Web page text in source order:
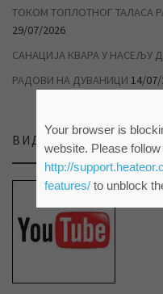
ТОКОМ ТОПЛОТНОГ ТАЛАСА
29/07/2026
САНАЦИЈА КВАРА У НАСЕЉУ
РАДОВИ НА ДУВАНИЦИ 14/
ВИДЕО ПРИЛОЗИ НА
Your browser is
website. Please
http://
features/to unblock